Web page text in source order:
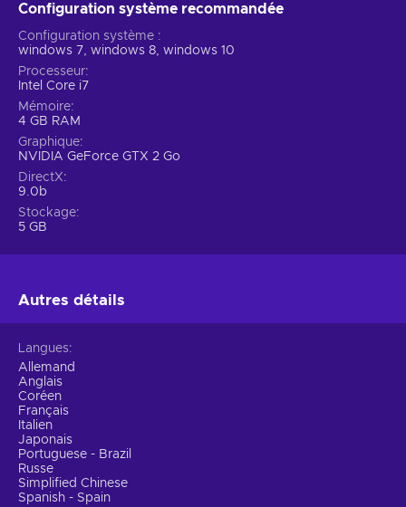
Configuration système recommandée
Configuration système
windows 7, windows 8, windows 10
Processeur
Intel Core i7
Mémoire
4 GB RAM
Graphique
NVIDIA GeForce GTX 2 Go
DirectX
9.0b
Stockage
5 GB
Autres détails
Langues
Allemand
Anglais
Coréen
Français
Italien
Japonais
Portuguese - Brazil
Russe
Simplified Chinese
Spanish - Spain